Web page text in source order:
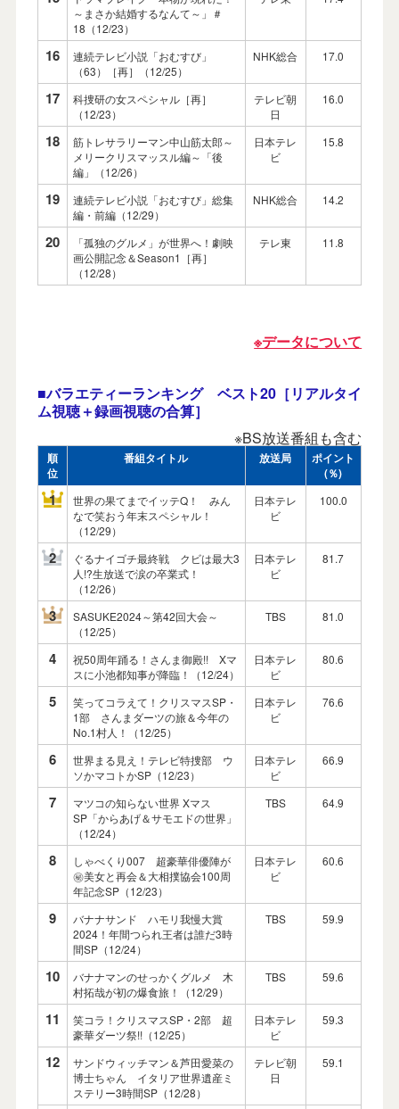
～まさか結婚するなんて～」＃
18（12/23）
16
連続テレビ小説「おむすび」
（63）［再］（12/25）
NHK総合 17.0
17
科捜研の女スペシャル［再］
（12/23）
テレビ朝
日
16.0
18
筋トレサラリーマン中山筋太郎～
メリークリスマッスル編～「後
編」（12/26）
日本テレ
ビ
15.8
19
連続テレビ小説「おむすび」総集
編・前編（12/29）
NHK総合 14.2
20
「孤独のグルメ」が世界へ！劇映
画公開記念＆Season1［再］
（12/28）
テレ東 11.8
※データについて
■バラエティーランキング ベスト20［リアルタイ
ム視聴＋録画視聴の合算］
※BS放送番組も含む
順
位
番組タイトル 放送局
ポイント
(％)
1
世界の果てまでイッテQ！ みん
なで笑おう年末スペシャル！
（12/29）
日本テレ
ビ
100.0
2
ぐるナイゴチ最終戦 クビは最大3
人!?生放送で涙の卒業式！
（12/26）
日本テレ
ビ
81.7
3
SASUKE2024～第42回大会～
（12/25）
TBS 81.0
4
祝50周年踊る！さんま御殿!! Xマ
スに小池都知事が降臨！（12/24）
日本テレ
ビ
80.6
5
笑ってコラえて！クリスマスSP・
1部 さんまダーツの旅＆今年の
No.1村人！（12/25）
日本テレ
ビ
76.6
6
世界まる見え！テレビ特捜部 ウ
ソかマコトかSP（12/23）
日本テレ
ビ
66.9
7
マツコの知らない世界 Xマス
SP「からあげ＆サモエドの世界」
（12/24）
TBS 64.9
8
しゃべくり007 超豪華俳優陣が
㊙美女と再会＆大相撲協会100周
年記念SP（12/23）
日本テレ
ビ
60.6
9
バナナサンド ハモリ我慢大賞
2024！年間つられ王者は誰だ3時
間SP（12/24）
TBS 59.9
10
バナナマンのせっかくグルメ 木
村拓哉が初の爆食旅！（12/29）
TBS 59.6
11
笑コラ！クリスマスSP・2部 超
豪華ダーツ祭!!（12/25）
日本テレ
ビ
59.3
12
サンドウィッチマン＆芦田愛菜の
博士ちゃん イタリア世界遺産ミ
ステリー3時間SP（12/28）
テレビ朝
日
59.1